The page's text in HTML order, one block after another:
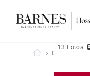
Barnes Hossegor
Comprar
13 Fotos